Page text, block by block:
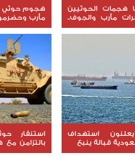
هجمات الحوثيين
مأرب والجوف..
بالرد
هجوم حوثي
مأرب
القتلى
استهداف
قبالة ينبع
استنفار
بالتزامن
مأرب